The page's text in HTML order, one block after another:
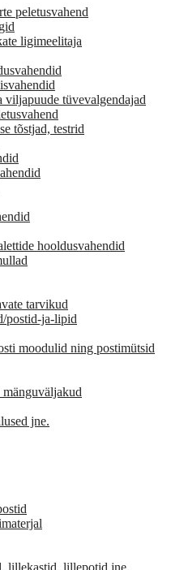
peletusvahend
ligimeelitaja
viljapuude tüvevalgendajad
tõstjad, testrid
hooldusvahendid
tarvikud
postid-ja-lipid
moodulid ning postimütsid
jne.
lillekastid, lillepotid jne.